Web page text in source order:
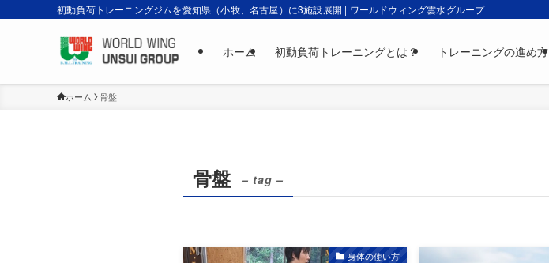
初動負荷トレーニングジムを愛知県（小牧、名古屋）に3施設展開 | ワールドウィング雲水グループ
ホーム 初動負荷トレーニングとは？ トレーニングの進め方
ホーム 骨盤
骨盤 – tag –
身体の使い方